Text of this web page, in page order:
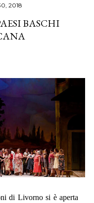
2018
BASCHI
di Livorno si è aperta